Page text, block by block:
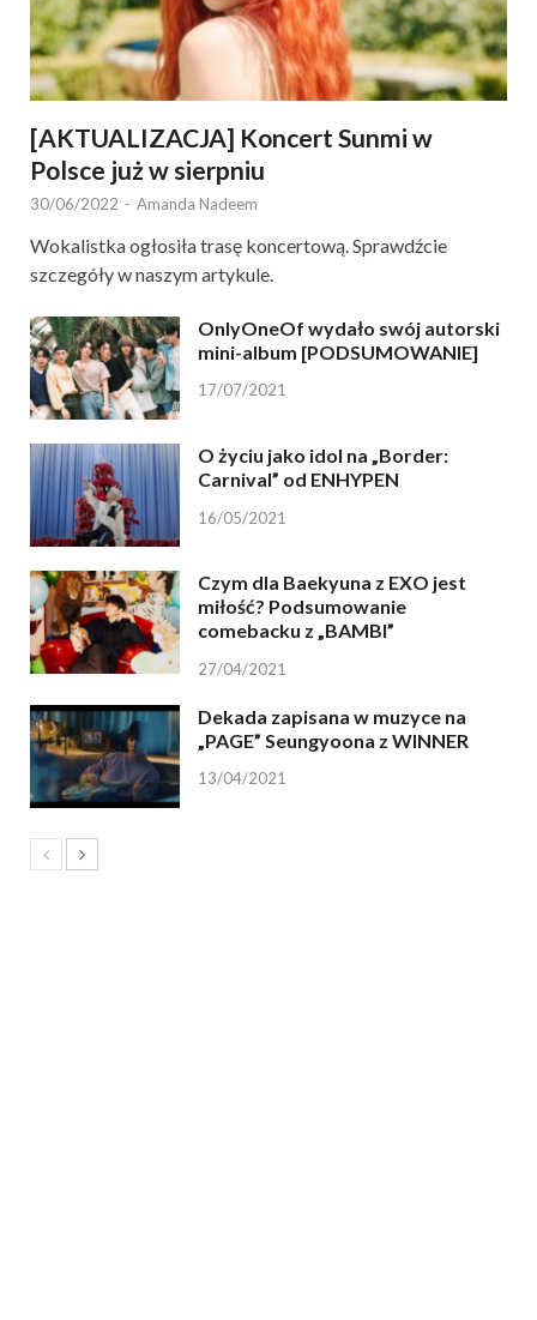
[AKTUALIZACJA] Koncert Sunmi w
Polsce już w sierpniu
30/06/2022 - Amanda Nadeem
Wokalistka ogłosiła trasę koncertową. Sprawdźcie
szczegóły w naszym artykule.
OnlyOneOf wydało swój autorski
mini-album [PODSUMOWANIE]
17/07/2021
O życiu jako idol na „Border:
Carnival” od ENHYPEN
16/05/2021
Czym dla Baekyuna z EXO jest
miłość? Podsumowanie
comebacku z „BAMBI”
27/04/2021
Dekada zapisana w muzyce na
„PAGE” Seungyoona z WINNER
13/04/2021